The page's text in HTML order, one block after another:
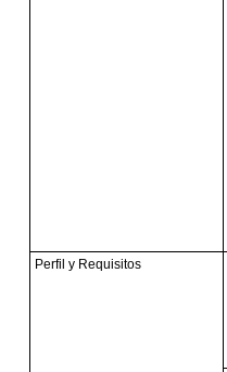
Perfil y Requisitos